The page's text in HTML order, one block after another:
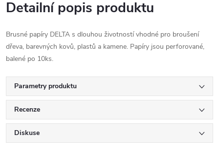
Detailní popis produktu
Brusné papíry DELTA s dlouhou životností vhodné pro broušení
dřeva, barevných kovů, plastů a kamene. Papíry jsou perforované,
balené po 10ks.
Parametry produktu
Recenze
Diskuse